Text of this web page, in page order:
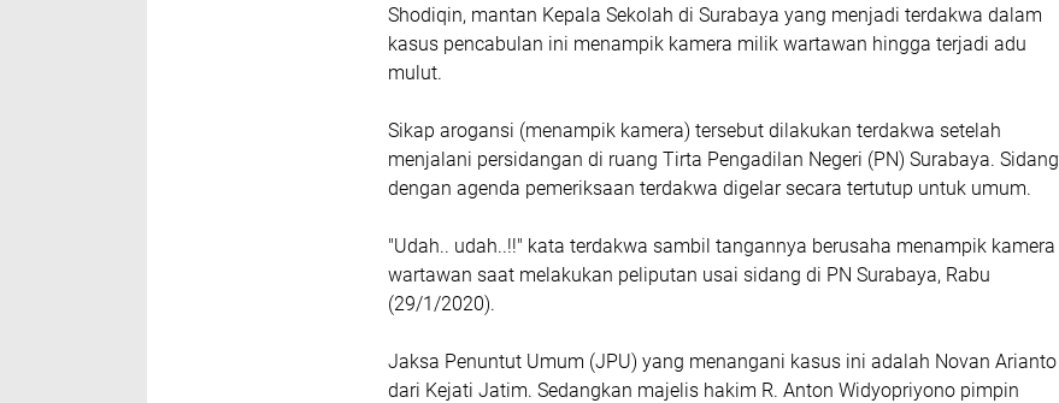
Shodiqin, mantan Kepala Sekolah di Surabaya yang menjadi terdakwa dalam
kasus pencabulan ini menampik kamera milik wartawan hingga terjadi adu
mulut.
Sikap arogansi (menampik kamera) tersebut dilakukan terdakwa setelah
menjalani persidangan di ruang Tirta Pengadilan Negeri (PN) Surabaya. Sidang
dengan agenda pemeriksaan terdakwa digelar secara tertutup untuk umum.
"Udah.. udah..!!" kata terdakwa sambil tangannya berusaha menampik kamera
wartawan saat melakukan peliputan usai sidang di PN Surabaya, Rabu
(29/1/2020).
Jaksa Penuntut Umum (JPU) yang menangani kasus ini adalah Novan Arianto
dari Kejati Jatim. Sedangkan majelis hakim R. Anton Widyopriyono pimpin